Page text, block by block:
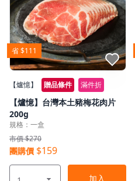
省 $111
點我收藏
【爐憶】 贈品條件 滿件折
【爐憶】台灣本土豬梅花肉片
200g
規格：一盒
市價 $270
團購價 $159
加入